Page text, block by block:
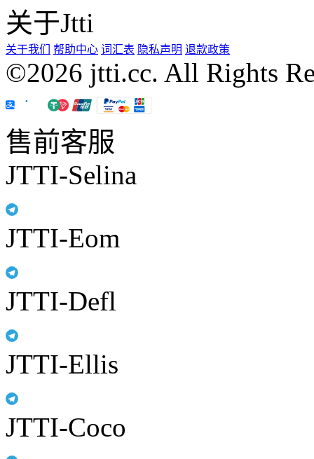
关于Jtti
关于我们 帮助中心 词汇表 隐私声明 退款政策
©2026 jtti.cc. All Rights
售前客服
JTTI-Selina
JTTI-Eom
JTTI-Defl
JTTI-Ellis
JTTI-Coco